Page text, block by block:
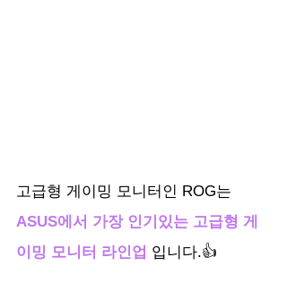
고급형 게이밍 모니터인 ROG는
ASUS에서 가장 인기있는 고급형 게
이밍 모니터 라인업 입니다.👍